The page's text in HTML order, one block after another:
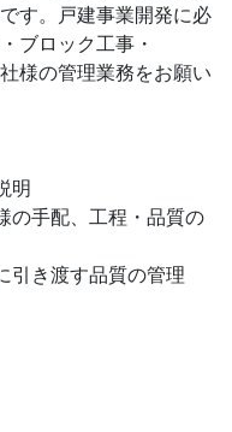
す。戸建事業開発に必
ブロック工事・
様の管理業務をお願い
明
の手配、工程・品質の
引き渡す品質の管理